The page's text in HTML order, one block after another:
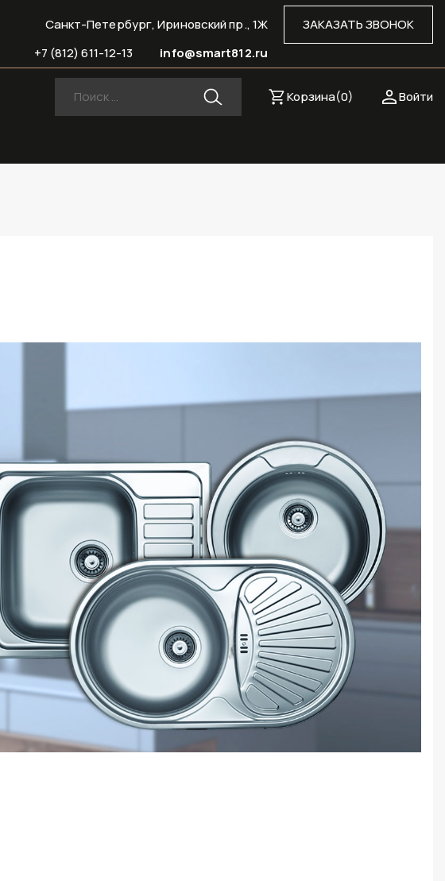
ЗАКАЗАТЬ ЗВОНОК
Санкт-Петербург, Ириновский пр., 1Ж
info@smart812.ru
+7 (812) 611-12-13
Войти
Корзина(0)